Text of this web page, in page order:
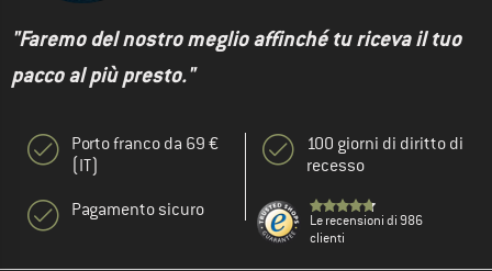
"Faremo del nostro meglio affinché tu riceva il tuo
pacco al più presto."
Porto franco da 69 €
(IT)
Pagamento sicuro
100 giorni di diritto di
recesso
Le recensioni di 986
clienti